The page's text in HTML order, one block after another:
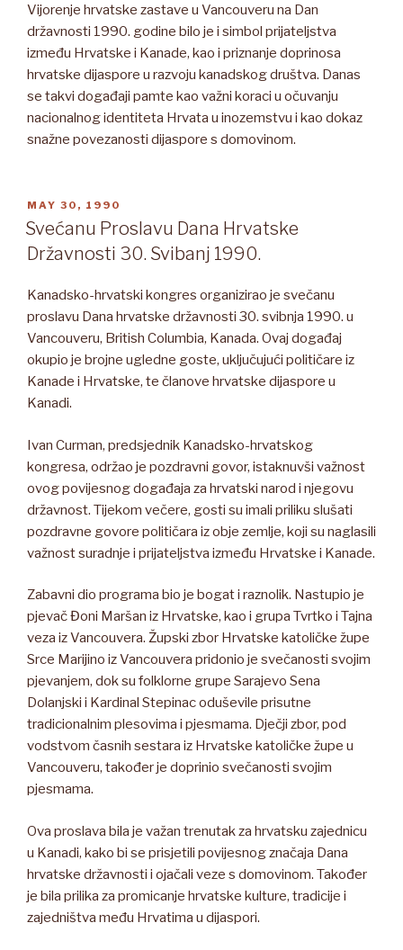
Vijorenje hrvatske zastave u Vancouveru na Dan
državnosti 1990. godine bilo je i simbol prijateljstva
između Hrvatske i Kanade, kao i priznanje doprinosa
hrvatske dijaspore u razvoju kanadskog društva. Danas
se takvi događaji pamte kao važni koraci u očuvanju
nacionalnog identiteta Hrvata u inozemstvu i kao dokaz
snažne povezanosti dijaspore s domovinom.
POSTED
ON
MAY 30, 1990
Svećanu Proslavu Dana Hrvatske
Državnosti 30. Svibanj 1990.
Kanadsko-hrvatski kongres organizirao je svečanu
proslavu Dana hrvatske državnosti 30. svibnja 1990. u
Vancouveru, British Columbia, Kanada. Ovaj događaj
okupio je brojne ugledne goste, uključujući političare iz
Kanade i Hrvatske, te članove hrvatske dijaspore u
Kanadi.
Ivan Curman, predsjednik Kanadsko-hrvatskog
kongresa, održao je pozdravni govor, istaknuvši važnost
ovog povijesnog događaja za hrvatski narod i njegovu
državnost. Tijekom večere, gosti su imali priliku slušati
pozdravne govore političara iz obje zemlje, koji su naglasili
važnost suradnje i prijateljstva između Hrvatske i Kanade.
Zabavni dio programa bio je bogat i raznolik. Nastupio je
pjevač Đoni Maršan iz Hrvatske, kao i grupa Tvrtko i Tajna
veza iz Vancouvera. Župski zbor Hrvatske katoličke župe
Srce Marijino iz Vancouvera pridonio je svečanosti svojim
pjevanjem, dok su folklorne grupe Sarajevo Sena
Dolanjski i Kardinal Stepinac oduševile prisutne
tradicionalnim plesovima i pjesmama. Dječji zbor, pod
vodstvom časnih sestara iz Hrvatske katoličke župe u
Vancouveru, također je doprinio svečanosti svojim
pjesmama.
Ova proslava bila je važan trenutak za hrvatsku zajednicu
u Kanadi, kako bi se prisjetili povijesnog značaja Dana
hrvatske državnosti i ojačali veze s domovinom. Također
je bila prilika za promicanje hrvatske kulture, tradicije i
zajedništva među Hrvatima u dijaspori.